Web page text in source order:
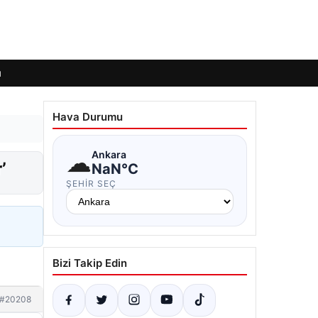
#20208
Hava Durumu
☁Ankara
NaN°C
ŞEHIR SEÇ
Bizi Takip Edin